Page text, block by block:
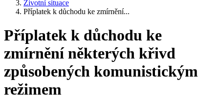
Životní situace
Příplatek k důchodu ke zmírnění...
Příplatek k důchodu ke
zmírnění některých křivd
způsobených komunistickým
režimem